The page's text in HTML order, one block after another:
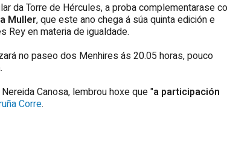
da Torre de Hércules, a proba complementarase co
Muller, que este ano chega á súa quinta edición e
Rey en materia de igualdade.
no paseo dos Menhires ás 20.05 horas, pouco
Canosa, lembrou hoxe que "a participación
Corre.